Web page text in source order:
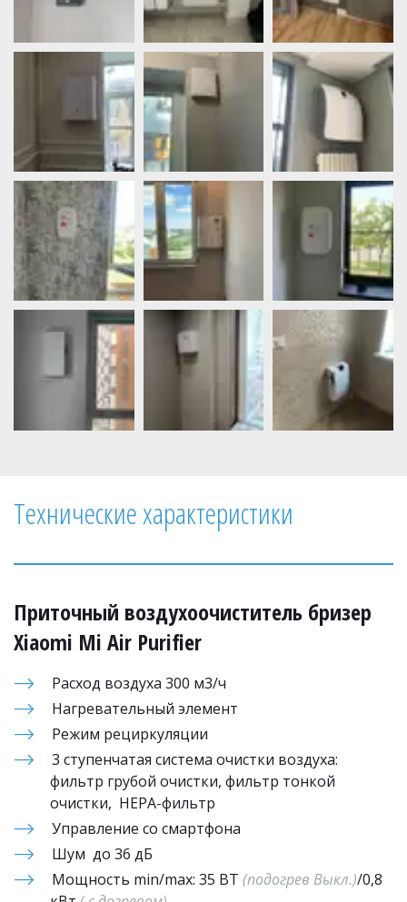
Технические характеристики
Приточный воздухоочиститель бризер
Xiaomi Mi Air Purifier
Расход воздуха 300 м3/ч
Нагревательный элемент
Режим рециркуляции
3 ступенчатая система очистки воздуха:
фильтр грубой очистки, фильтр тонкой
очистки,  HEPA-фильтр
Управление со смартфона
Шум  до 36 дБ
Мощность min/max: 35 ВТ (подогрев Выкл.)/0,8